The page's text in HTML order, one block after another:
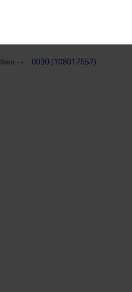
→ 0030 (108017657)